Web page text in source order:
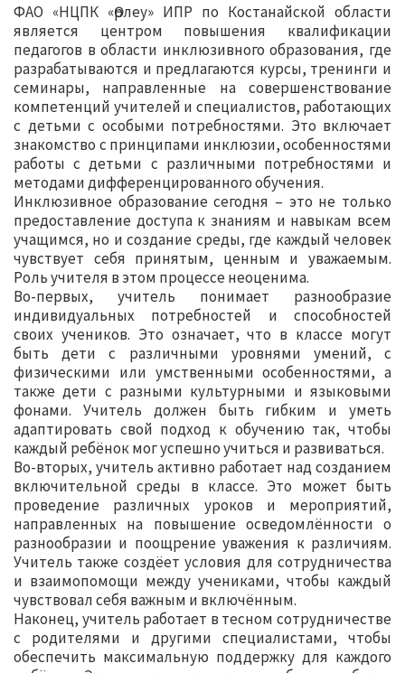
ФАО «НЦПК «Өрлеу» ИПР по Костанайской области
является центром повышения квалификации
педагогов в области инклюзивного образования, где
разрабатываются и предлагаются курсы, тренинги и
семинары, направленные на совершенствование
компетенций учителей и специалистов, работающих
с детьми с особыми потребностями. Это включает
знакомство с принципами инклюзии, особенностями
работы с детьми с различными потребностями и
методами дифференцированного обучения.
Инклюзивное образование сегодня – это не только
предоставление доступа к знаниям и навыкам всем
учащимся, но и создание среды, где каждый человек
чувствует себя принятым, ценным и уважаемым.
Роль учителя в этом процессе неоценима.
Во-первых, учитель понимает разнообразие
индивидуальных потребностей и способностей
своих учеников. Это означает, что в классе могут
быть дети с различными уровнями умений, с
физическими или умственными особенностями, а
также дети с разными культурными и языковыми
фонами. Учитель должен быть гибким и уметь
адаптировать свой подход к обучению так, чтобы
каждый ребёнок мог успешно учиться и развиваться.
Во-вторых, учитель активно работает над созданием
включительной среды в классе. Это может быть
проведение различных уроков и мероприятий,
направленных на повышение осведомлённости о
разнообразии и поощрение уважения к различиям.
Учитель также создёет условия для сотрудничества
и взаимопомощи между учениками, чтобы каждый
чувствовал себя важным и включённым.
Наконец, учитель работает в тесном сотрудничестве
с родителями и другими специалистами, чтобы
обеспечить максимальную поддержку для каждого